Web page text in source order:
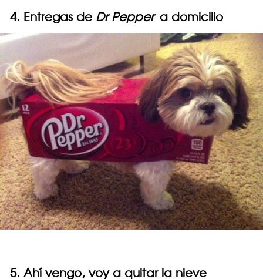
4. Entregas de Dr Peppera domicilio
5. Ahí vengo, voy a quitar la nieve